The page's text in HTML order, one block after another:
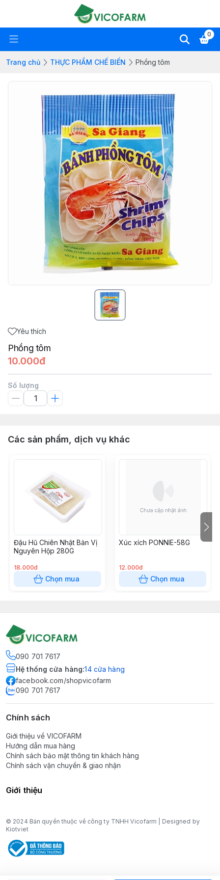
0
Trang chủ THỰC PHẨM CHẾ BIẾN Phồng tôm
Yêu thích
Phồng tôm
10.000đ
Số lượng
Các sản phẩm, dịch vụ khác
Đậu Hũ Chiên Nhật Bản Vị
Nguyên Hộp 280G
18.000đ
Chọn mua
Xúc xích PONNIE-58G
12.000đ
Chọn mua
090 701 7617
Hệ thống cửa hàng:14 cửa hàng
facebook.com/shopvicofarm
090 701 7617
Chính sách
Giới thiệu về VICOFARM
Hướng dẫn mua hàng
Chính sách bảo mật thông tin khách hàng
Chính sách vận chuyển & giao nhận
Giới thiệu
© 2024 Bản quyền thuộc về công ty TNHH Vicofarm | Designed by
Kiotviet